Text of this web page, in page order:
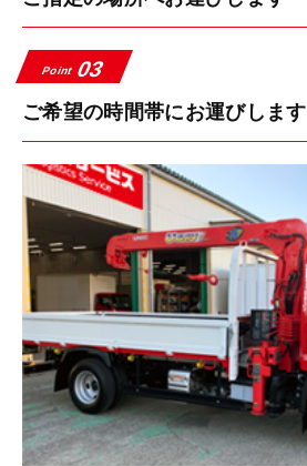
Point 03
ご希望の時間帯にお運びします